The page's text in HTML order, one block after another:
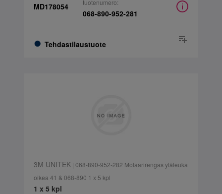
MD178054
Tehdastilaustuote
tuotenumero:
068-890-952-281
3M UNITEK| 068-890-952-282 Molaarirengas yläleuka
oikea 41 & 068-890 1 x 5 kpl
1 x 5 kpl